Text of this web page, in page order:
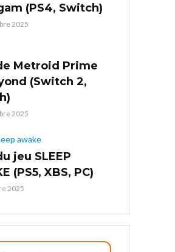
(PS4, Switch)
2025
Metroid Prime
(Switch 2,
2025
jeu SLEEP
(PS5, XBS, PC)
2025